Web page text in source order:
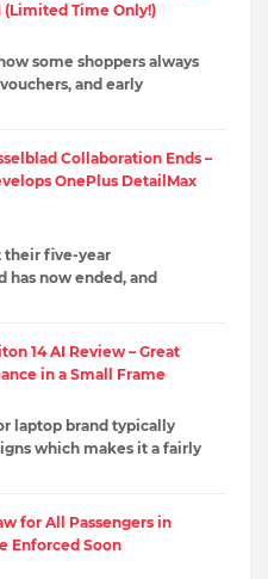
(Limited Time Only!)
some shoppers always
and early
Collaboration Ends –
OnePlus DetailMax
their five-year
now ended, and
14 AI Review – Great
in a Small Frame
laptop brand typically
which makes it a fairly
for All Passengers in
Enforced Soon